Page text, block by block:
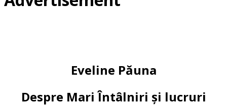
Eveline Păuna
Despre Mari Întâlniri și lucruri